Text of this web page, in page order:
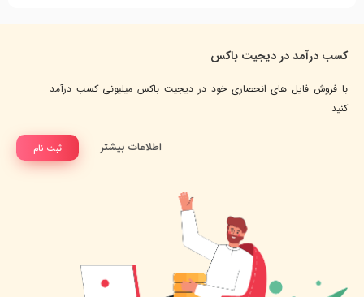
کسب درآمد در دیجیت باکس
با فروش فایل های انحصاری خود در دیجیت باکس میلیونی کسب درآمد
کنید
ثبت نام اطلاعات بیشتر